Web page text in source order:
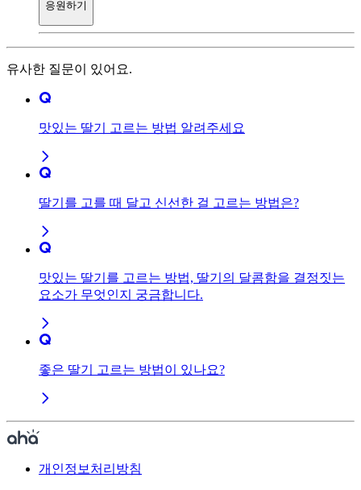
응원하기
유사한 질문이 있어요.
맛있는 딸기 고르는 방법 알려주세요
딸기를 고를 때 달고 신선한 걸 고르는 방법은?
맛있는 딸기를 고르는 방법, 딸기의 달콤함을 결정짓는
요소가 무엇인지 궁금합니다.
좋은 딸기 고르는 방법이 있나요?
개인정보처리방침